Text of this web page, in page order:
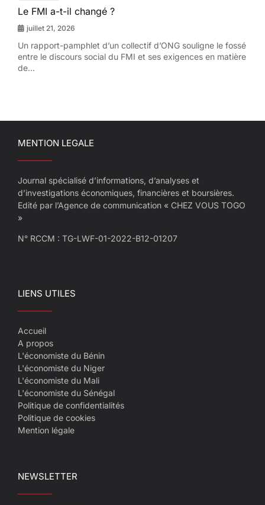
Le FMI a-t-il changé ?
juillet 21, 2026
Un rapport-pamphlet d’un collectif d’ONG souligne le fossé
entre le discours social du FMI et ses exigences en matière
de...
MENTION LEGALE
Journal spécialisé d’informations, d’analyses et
d’investigations économiques, financières et boursières.
Edité par l’Agence de communication « CHEZ VOUS TOGO
»
N° RCCM : TG-LWF-01-2022-B12-01207
LIENS UTILES
Accueil
A propos
L'économiste du Bénin
L'économiste du Niger
L'économiste du Mali
L'économiste du Sénégal
Politique de confidentialités
Politique de cookies
Mention légale
NEWSLETTER